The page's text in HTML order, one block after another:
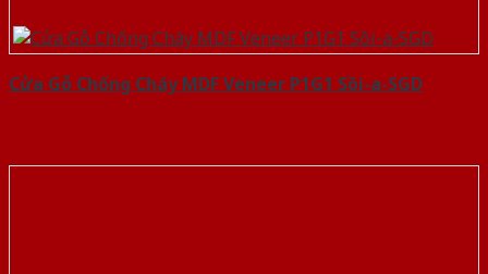
Cửa Gỗ Chống Cháy MDF Veneer P1G1 Sồi-a-SGD